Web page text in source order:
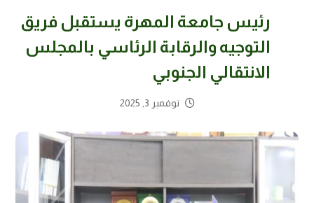
رئيس جامعة المهرة يستقبل فريق
التوجيه والرقابة الرئاسي بالمجلس
الانتقالي الجنوبي
نوفمبر 3, 2025